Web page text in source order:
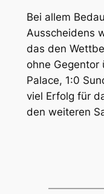
Bei allem
Ausscheidens
das den
ohne Gegentor
Palace, 1:0
viel Erfolg für
den weiteren